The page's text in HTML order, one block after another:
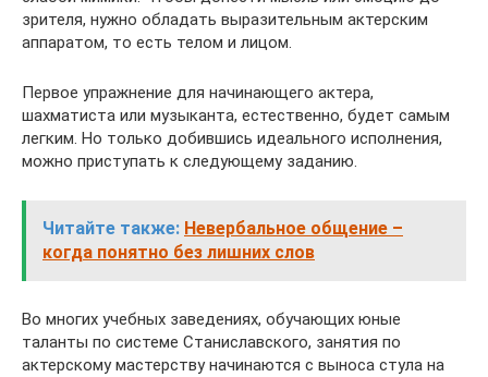
зрителя, нужно обладать выразительным актерским
аппаратом, то есть телом и лицом.
Первое упражнение для начинающего актера,
шахматиста или музыканта, естественно, будет самым
легким. Но только добившись идеального исполнения,
можно приступать к следующему заданию.
Читайте также: Невербальное общение –
когда понятно без лишних слов
Во многих учебных заведениях, обучающих юные
таланты по системе Станиславского, занятия по
актерскому мастерству начинаются с выноса стула на